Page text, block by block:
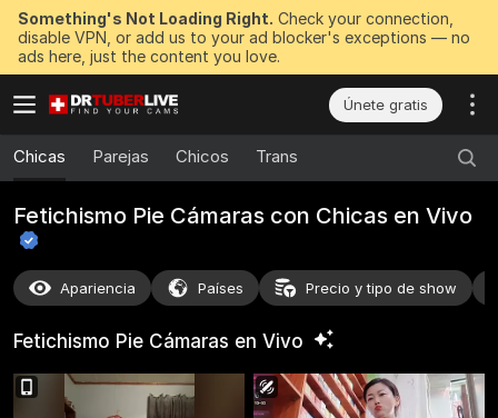
Something's Not Loading Right. Check your connection,
disable VPN, or add us to your ad blocker's exceptions — no
ads here, just the content you love.
Únete gratis
Chicas Parejas Chicos Trans
Fetichismo Pie Cámaras con Chicas en Vivo
Apariencia Países Precio y tipo de show
Fetichismo Pie Cámaras en Vivo